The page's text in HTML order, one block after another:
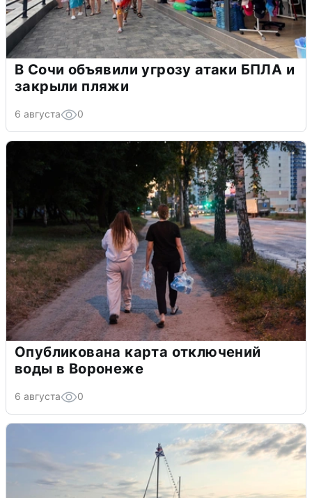
В Сочи объявили угрозу атаки БПЛА и
закрыли пляжи
6 августа 0
Опубликована карта отключений
воды в Воронеже
6 августа 0